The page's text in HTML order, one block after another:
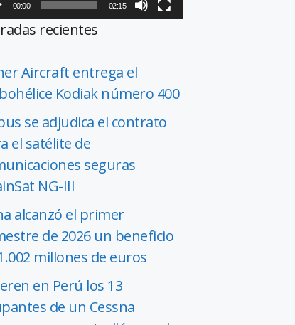
00:00 02:15
recientes
Aircraft entrega el
Kodiak número 400
se adjudica el contrato
el satélite de
seguras
NG-III
alcanzó el primer
de 2026 un beneficio
millones de euros
en Perú los 13
de un Cessna